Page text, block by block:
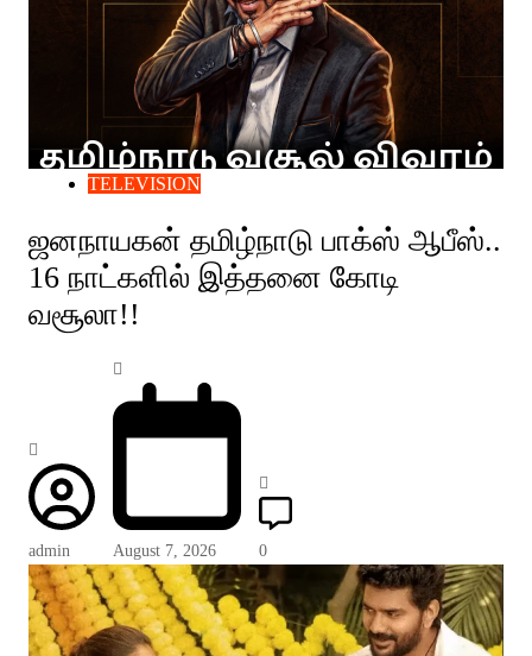
TELEVISION
ஜனநாயகன் தமிழ்நாடு பாக்ஸ் ஆபீஸ்..
16 நாட்களில் இத்தனை கோடி
வசூலா!!
admin August 7, 2026 0